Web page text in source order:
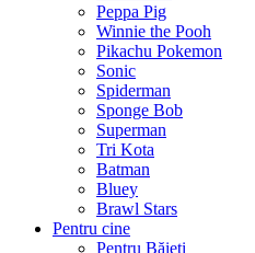
Peppa Pig
Winnie the Pooh
Pikachu Pokemon
Sonic
Spiderman
Sponge Bob
Superman
Tri Kota
Batman
Bluey
Brawl Stars
Pentru cine
Pentru Băieți